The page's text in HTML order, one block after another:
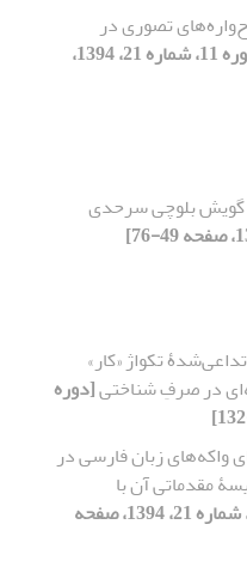
تصوری در
[دوره 11، شماره 21، 1394،
بلوچی سرحدی
تکواژ «کار»
در صرفِ شناختی[دوره
واکه‌های زبان فارسی در
مقدماتی آن با
[دوره 11، شماره 21، 1394، صفحه